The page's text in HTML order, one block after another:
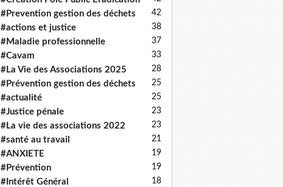
#Prevention gestion des déchets 42
#actions et justice 38
#Maladie professionnelle 37
#Cavam 33
#La Vie des Associations 2025 28
#Prévention gestion des déchets 25
#actualité 25
#Justice pénale 23
#La vie des associations 2022 23
#santé au travail 21
#ANXIETE 19
#Prévention 19
#Intérêt Général 18